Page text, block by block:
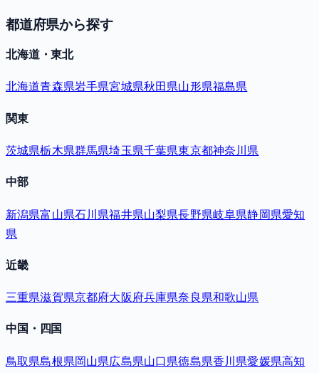
都道府県から探す
北海道・東北
北海道青森県岩手県宮城県秋田県山形県福島県
関東
茨城県栃木県群馬県埼玉県千葉県東京都神奈川県
中部
新潟県富山県石川県福井県山梨県長野県岐阜県静岡県愛知
県
近畿
三重県滋賀県京都府大阪府兵庫県奈良県和歌山県
中国・四国
鳥取県島根県岡山県広島県山口県徳島県香川県愛媛県高知